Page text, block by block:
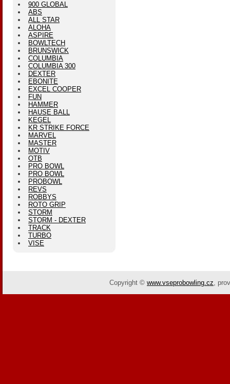
900 GLOBAL
ABS
ALL STAR
ALOHA
ASPIRE
BOWLTECH
BRUNSWICK
COLUMBIA
COLUMBIA 300
DEXTER
EBONITE
EXCEL COOPER
FUN
HAMMER
HAUSE BALL
KEGEL
KR STRIKE FORCE
MARVEL
MASTER
MOTIV
OTB
PRO BOWL
PRO BOWL
PROBOWL
REVS
ROBBYS
ROTO GRIP
STORM
STORM - DEXTER
TRACK
TURBO
VISE
Copyright © www.vseprobowling.cz,